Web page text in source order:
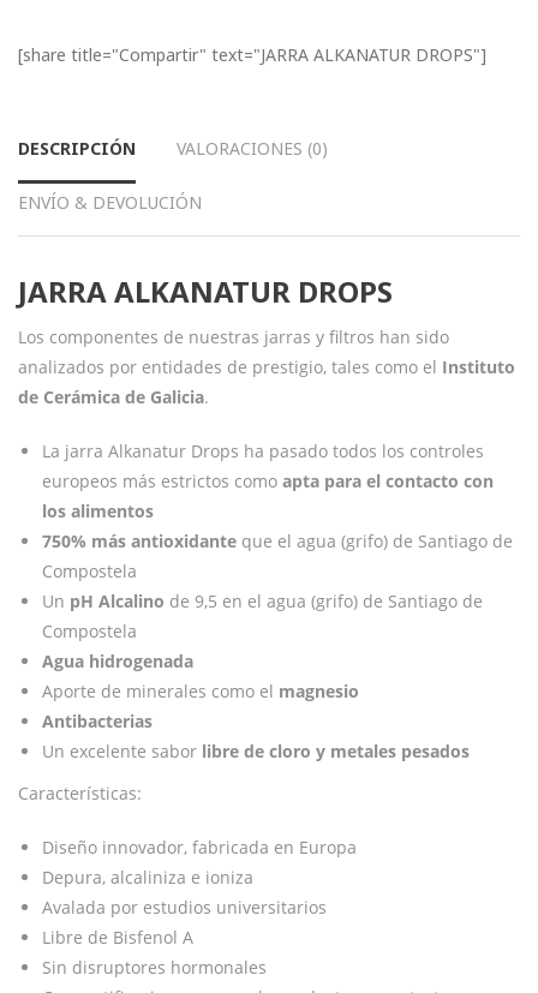
[share title="Compartir" text="JARRA ALKANATUR DROPS"]
DESCRIPCIÓN VALORACIONES (0)
ENVÍO & DEVOLUCIÓN
JARRA ALKANATUR DROPS
Los componentes de nuestras jarras y filtros han sido
analizados por entidades de prestigio, tales como el Instituto
de Cerámica de Galicia.
La jarra Alkanatur Drops ha pasado todos los controles
europeos más estrictos como apta para el contacto con
los alimentos
750% más antioxidante que el agua (grifo) de Santiago de
Compostela
Un pH Alcalino de 9,5 en el agua (grifo) de Santiago de
Compostela
Agua hidrogenada
Aporte de minerales como el magnesio
Antibacterias
Un excelente sabor libre de cloro y metales pesados
Características:
Diseño innovador, fabricada en Europa
Depura, alcaliniza e ioniza
Avalada por estudios universitarios
Libre de Bisfenol A
Sin disruptores hormonales